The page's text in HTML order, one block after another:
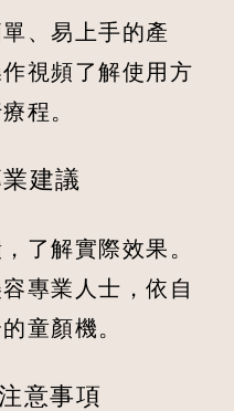
、易上手的產
視頻了解使用方
程。
建議
了解實際效果。
專業人士，依自
童顏機。
意事項